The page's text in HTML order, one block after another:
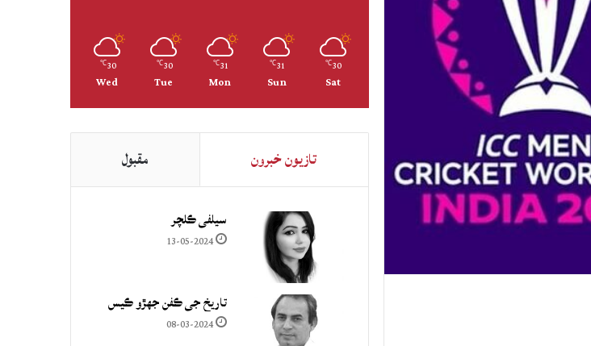
30
℃
Sat
31
℃
Sun
31
℃
Mon
30
℃
Tue
30
℃
Wed
تازيون خبرون مقبول
سيلفي ڪلچر
13-05-2024
تاريخ جي ڪفن جھڙو ڪيس
08-03-2024